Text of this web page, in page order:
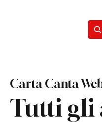
Tutti
Carta Canta